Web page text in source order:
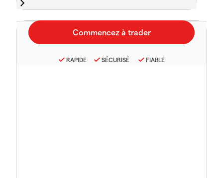
RAPIDE SÉCURISÉ FIABLE